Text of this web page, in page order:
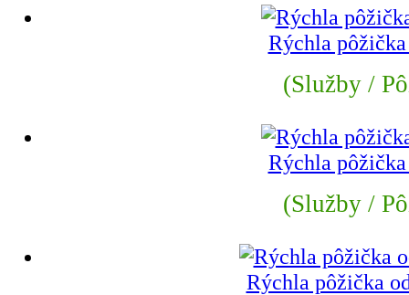
Rýchla
(Služby /
Rýchla
(Služby /
Rýchla pôžička